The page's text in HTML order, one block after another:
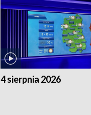
4 sierpnia 2026